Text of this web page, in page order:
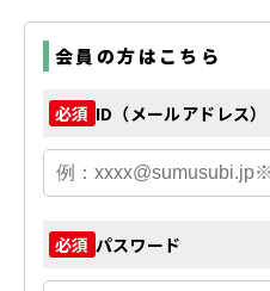
会員の方はこちら
必須 ID（メールアドレス）
必須 パスワード